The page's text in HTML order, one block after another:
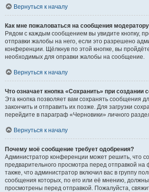
Вернуться к началу
Как мне пожаловаться на сообщения
Рядом с каждым сообщением вы увидите кнопку,
отправки жалобы на него, если это разрешено
конференции. Щёлкнув по этой кнопке, вы
необходимых для оправки жалобы на сообщение.
Вернуться к началу
Что означает кнопка «Сохранить» при создании
Эта кнопка позволяет вам сохранять сообщения
закончить и отправить их позже. Для загрузки
перейдите в параграф «Черновики» личного
Вернуться к началу
Почему моё сообщение требует одобрения?
Администратор конференции может решить, что
предварительного просмотра перед отправкой
также, что администратор включил вас в группу
сообщения которых, по его или её мнению,
просмотрены перед отправкой. Пожалуйста,